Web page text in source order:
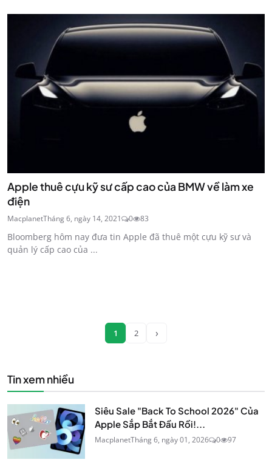
Apple thuê cựu kỹ sư cấp cao của BMW về làm xe
điện
MacplanetTháng 6, ngày 14, 2021 0 83
Bloomberg hôm nay đưa tin Apple đã thuê một cựu kỹ sư và
quản lý cấp cao của ...
1 2 ›
Tin xem nhiều
Siêu Sale "Back To School 2026" Của
Apple Sắp Bắt Đầu Rồi!...
MacplanetTháng 6, ngày 01, 2026 0 97